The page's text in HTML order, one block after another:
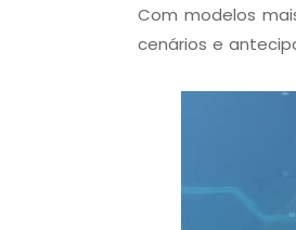
Com modelos
cenários e